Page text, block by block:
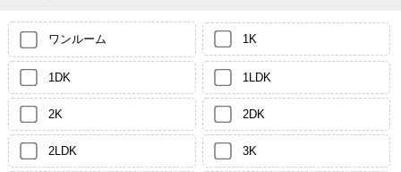
ワンルーム 1K
1DK 1LDK
2K 2DK
2LDK 3K